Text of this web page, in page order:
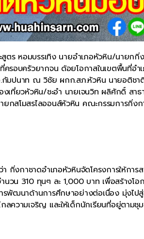
ร หอมบรรเทิง นายอำเภอหัวหิน/นายกกิ่ง
รอบครัวยากจน ด้อยโอกาสในเขตพื้นที่อ
.กัมปนาท ณ วิชัย ผกก.สภ.หัวหิน นายอติช
งเที่ยวหัวหิน/ชะอำ นายเจนวิท ผลิศักดิ์ ส
สโมสรไลออนส์หัวหิน คณะกรรมการกิ่งก
กิ่งกาชาดอำเภอหัวหินจัดโครงการให้กา
นวน 310 ทุนๆ ละ 1,000 บาท เพื่อสร้างโ
พัฒนาด้านการศึกษาอย่างต่อเนื่อง มุ่งไป
ลความเจริญ และให้เด็กนักเรียนที่อยู่ตา